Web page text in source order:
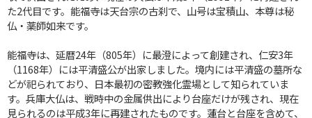
た2代目です。能福寺は天台宗の古刹で、山号は宝積山、本尊は秘
仏・薬師如来です。
能福寺は、延暦24年（805年）に最澄によって創建され、仁安3年
（1168年）には平清盛公が出家しました。境内には平清盛の墓所な
どが祀られており、日本最初の密教強化霊場として知られていま
す。兵庫大仏は、戦時中の金属供出により台座だけが残され、現在
見られるのは平成3年に再建されたものです。蓮台と台座を含めて、